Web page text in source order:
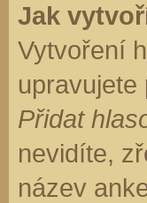
Jak
Vytvoření
Přidat
nevidíte,
název